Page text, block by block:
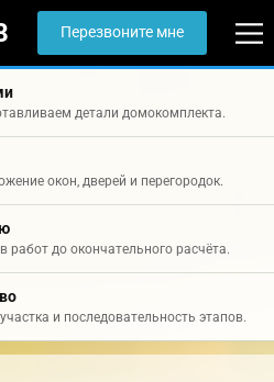
Перезвоните мне
детали домокомплекта.
окон, дверей и перегородок.
до окончательного расчёта.
и последовательность этапов.